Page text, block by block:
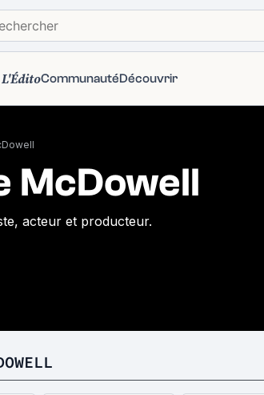
L'ÉditoCommunautéDécouvrir
McDowell
acteur et producteur.